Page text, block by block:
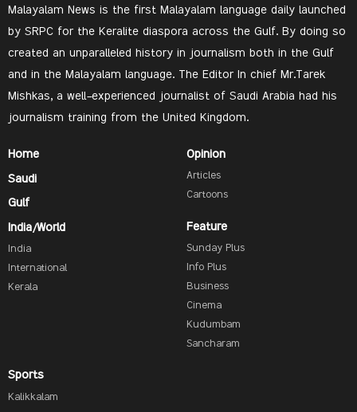
Malayalam News is the first Malayalam language daily launched
by SRPC for the Keralite diaspora across the Gulf. By doing so
created an unparalleled history in journalism both in the Gulf
and in the Malayalam language. The Editor In chief Mr.Tarek
Mishkas, a well-experienced journalist of Saudi Arabia had his
journalism training from the United Kingdom.
Home
Saudi
Gulf
India/World
India
International
Kerala
Opinion
Articles
Cartoons
Feature
Sunday Plus
Info Plus
Business
Cinema
Kudumbam
Sancharam
Sports
Kalikkalam